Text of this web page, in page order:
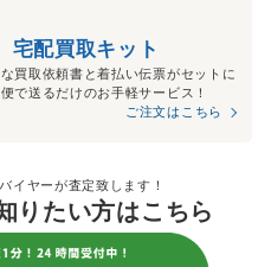
宅配買取キット
買取依頼書と着払い伝票がセットに
で送るだけのお手軽サービス！
ご注文はこちら
イヤーが査定致します！
りたい方はこちら